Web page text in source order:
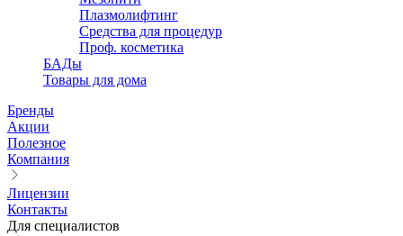
Плазмолифтинг
Средства для процедур
Проф. косметика
БАДы
Товары для дома
Бренды
Акции
Полезное
Компания
Лицензии
Контакты
Для специалистов